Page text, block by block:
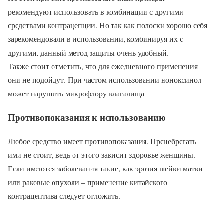
рекомендуют использовать в комбинации с другими
средствами контрацепции. Но так как полоски хорошо себя
зарекомендовали в использовании, комбинируя их с
другими, данный метод защиты очень удобный.
Также стоит отметить, что для ежедневного применения
они не подойдут. При частом использовании ноноксинол
может нарушить микрофлору влагалища.
Противопоказания к использованию
Любое средство имеет противопоказания. Пренебрегать
ими не стоит, ведь от этого зависит здоровье женщины.
Если имеются заболевания такие, как эрозия шейки матки
или раковые опухоли – применение китайского
контрацептива следует отложить.